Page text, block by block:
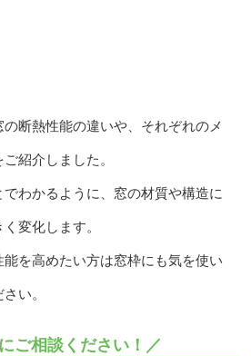
断熱性能の違いや、それぞれのメ
紹介しました。
わかるように、窓の材質や構造に
変化します。
を高めたい方は窓枠にも気を使い
い。
ご相談ください！／